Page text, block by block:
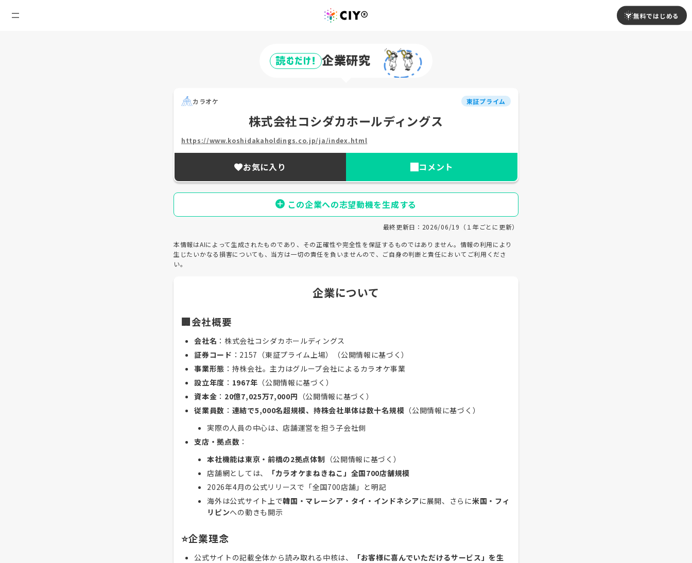
無料ではじめる
読むだけ! 企業研究
カラオケ 東証プライム
株式会社コシダカホールディングス
https://www.koshidakaholdings.co.jp/ja/index.html
お気に入り コメント
この企業への志望動機を生成する
最終更新日：2026/06/19（１年ごとに更新）
本情報はAIによって生成されたものであり、その正確性や完全性を保証するものではありません。情報の利用により
生じたいかなる損害についても、当方は一切の責任を負いませんので、ご自身の判断と責任においてご利用くださ
い。
企業について
🏢会社概要
会社名 ：株式会社コシダカホールディングス
証券コード ：2157（東証プライム上場）（公開情報に基づく）
事業形態 ：持株会社。主力はグループ会社によるカラオケ事業
設立年度 ： 1967年 （公開情報に基づく）
資本金 ： 20億7,025万7,000円 （公開情報に基づく）
従業員数 ： 連結で5,000名超規模、持株会社単体は数十名規模 （公開情報に基づく）
実際の人員の中心は、店舗運営を担う子会社側
支店・拠点数 ：
本社機能は東京・前橋の2拠点体制 （公開情報に基づく）
店舗網としては、
「カラオケまねきねこ」全国700店舗規模
2026年4月の公式リリースで「全国700店舗」と明記
海外は公式サイト上で韓国・マレーシア・タイ・インドネシアに展開、さらに米国・フィ
リピンへの動きも開示
⭐企業理念
公式サイトの記載全体から読み取れる中核は、
「お客様に喜んでいただけるサービス」を生